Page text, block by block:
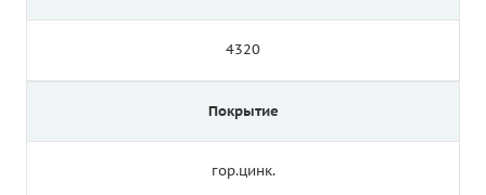
4320
Покрытие
гор.цинк.